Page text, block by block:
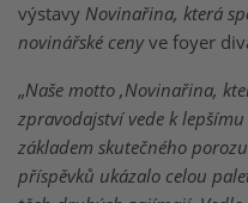
výstavy Novinařina, která
novinářské cenyve foyer
„Naše motto ‚Novinařina,
zpravodajství vede k
základem skutečného
příspěvků ukázalo celou